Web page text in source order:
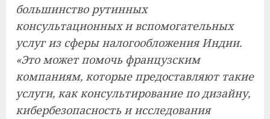
большинство рутинных
консультационных и вспомогательных
услуг из сферы налогообложения Индии.
«Это может помочь французским
компаниям, которые предоставляют такие
услуги, как консультирование по дизайну,
кибербезопасность и исследования